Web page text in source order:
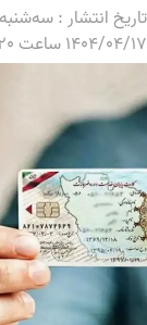
تاریخ انتشار :سه‌شنبه
1404/04/17 ساعت 18:20